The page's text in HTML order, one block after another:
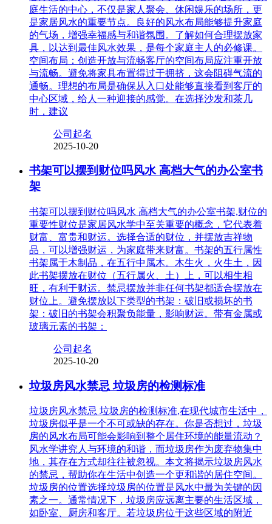
庭生活的中心，不仅是家人聚会、休闲娱乐的场所，更
是家居风水的重要节点。良好的风水布局能够提升家庭
的气场，增强幸福感与和谐氛围。了解如何合理摆放家
具，以达到最佳风水效果，是每个家庭主人的必修课。
空间布局：创造开放与流畅客厅的空间布局应注重开放
与流畅。避免将家具布置得过于拥挤，这会阻碍气流的
通畅。理想的布局是确保从入口处能够直接看到客厅的
中心区域，给人一种迎接的感觉。在选择沙发和茶几
时，建议
公司起名
2025-10-20
书架可以摆到财位吗风水 高档大气的办公室书
架
书架可以摆到财位吗风水 高档大气的办公室书架,财位的
重要性财位是家居风水学中至关重要的概念，它代表着
财富、富贵和财运。选择合适的财位，并摆放吉祥物
品，可以增强财运，为家庭带来财富。书架的五行属性
书架属于木制品，在五行中属木。木生火，火生土，因
此书架摆放在财位（五行属火、土）上，可以相生相
旺，有利于财运。禁忌摆放并非任何书架都适合摆放在
财位上。避免摆放以下类型的书架：破旧或损坏的书
架：破旧的书架会积聚负能量，影响财运。带有金属或
玻璃元素的书架：
公司起名
2025-10-20
垃圾房风水禁忌 垃圾房的检测标准
垃圾房风水禁忌 垃圾房的检测标准,在现代城市生活中，
垃圾房似乎是一个不可或缺的存在。你是否想过，垃圾
房的风水布局可能会影响到整个居住环境的能量流动？
风水学讲究人与环境的和谐，而垃圾房作为废弃物集中
地，其存在方式却往往被忽视。本文将揭示垃圾房风水
的禁忌，帮助你在生活中创造一个更和谐的居住空间。
垃圾房的位置选择垃圾房的位置是风水中最为关键的因
素之一。通常情况下，垃圾房应远离主要的生活区域，
如卧室、厨房和客厅。若垃圾房位于这些区域的附近